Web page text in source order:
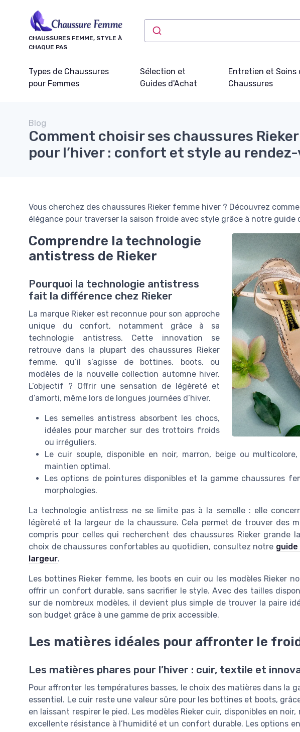
CHAUSSURES FEMME, STYLE À
CHAQUE PAS
Types de Chaussures
pour Femmes
Sélection et
Guides d'Achat
Entretien et Soins
Chaussures
Blog
Comment choisir ses chaussures
pour l’hiver : confort et style au
Vous cherchez des chaussures Rieker femme hiver ? Découvrez
élégance pour traverser la saison froide avec style grâce à notre guide
Comprendre la technologie
antistress de Rieker
Pourquoi la technologie antistress
fait la différence chez Rieker
La marque Rieker est reconnue pour son approche
unique du confort, notamment grâce à sa
technologie antistress. Cette innovation se
retrouve dans la plupart des chaussures Rieker
femme, qu’il s’agisse de bottines, boots, ou
modèles de la nouvelle collection automne hiver.
L’objectif ? Offrir une sensation de légèreté et
d’amorti, même lors de longues journées d’hiver.
Les semelles antistress absorbent les chocs,
idéales pour marcher sur des trottoirs froids
ou irréguliers.
Le cuir souple, disponible en noir, marron, beige ou
maintien optimal.
Les options de pointures disponibles et la gamme chaussures
morphologies.
La technologie antistress ne se limite pas à la semelle : elle
légèreté et la largeur de la chaussure. Cela permet de trouver des
compris pour celles qui recherchent des chaussures Rieker grande
choix de chaussures confortables au quotidien, consultez notre
largeur.
Les bottines Rieker femme, les boots en cuir ou les modèles Rieker
offrir un confort durable, sans sacrifier le style. Avec des tailles
sur de nombreux modèles, il devient plus simple de trouver la paire
son budget grâce à une gamme de prix accessible.
Les matières idéales pour affronter le
Les matières phares pour l’hiver : cuir, textile et
Pour affronter les températures basses, le choix des matières dans la
essentiel. Le cuir reste une valeur sûre pour les bottines et boots,
en laissant respirer le pied. Les modèles Rieker cuir, disponibles en
excellente résistance à l’humidité et un confort durable. Les options